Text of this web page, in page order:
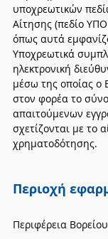
υποχρεωτικών
Αίτησης (πεδίο
όπως αυτά
Υποχρεωτικά
ηλεκτρονική
μέσω της οποίας ο
στον φορέα το
απαιτούμενων
σχετίζονται με το
χρηματοδότησης.
Περιοχή
Περιφέρεια